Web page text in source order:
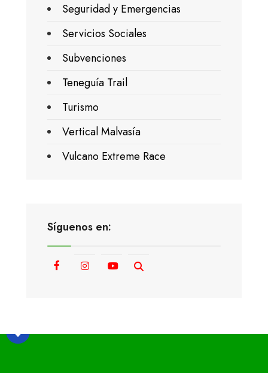
Seguridad y Emergencias
Servicios Sociales
Subvenciones
Teneguía Trail
Turismo
Vertical Malvasía
Vulcano Extreme Race
Síguenos en: